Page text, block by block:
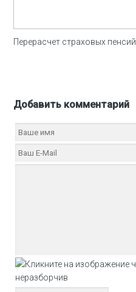
Перерасчет страховых пенсий
Добавить комментарий